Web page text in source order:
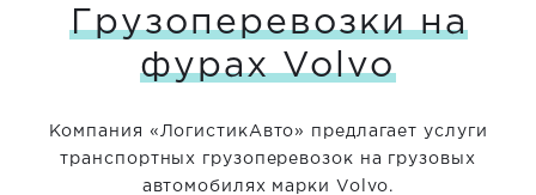
Грузоперевозки на
фурах Volvo
Компания «ЛогистикАвто» предлагает услуги
транспортных грузоперевозок на грузовых
автомобилях марки Volvo.